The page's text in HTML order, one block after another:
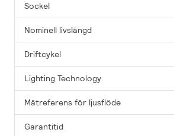
Sockel
Nominell livslängd
Driftcykel
Lighting Technology
Mätreferens för ljusflöde
Garantitid